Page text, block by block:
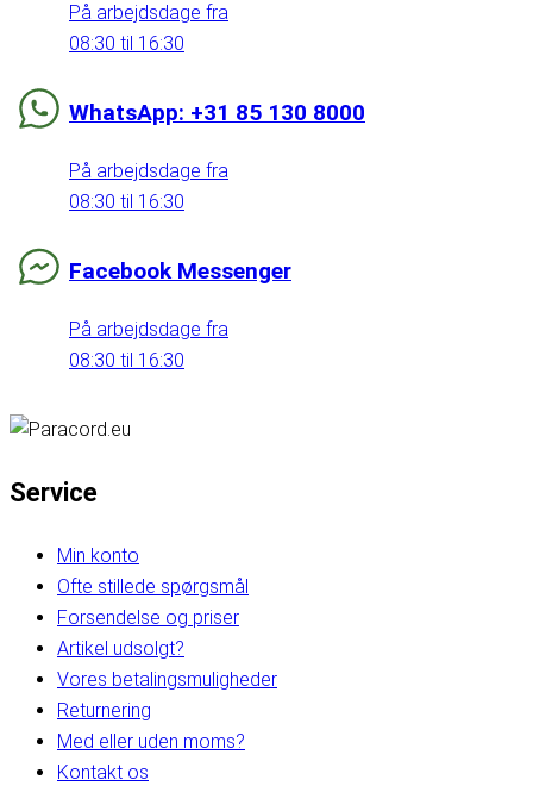
På arbejdsdage fra
08:30 til 16:30
WhatsApp: +31 85 130 8000
På arbejdsdage fra
08:30 til 16:30
Facebook Messenger
På arbejdsdage fra
08:30 til 16:30
Service
Min konto
Ofte stillede spørgsmål
Forsendelse og priser
Artikel udsolgt?
Vores betalingsmuligheder
Returnering
Med eller uden moms?
Kontakt os